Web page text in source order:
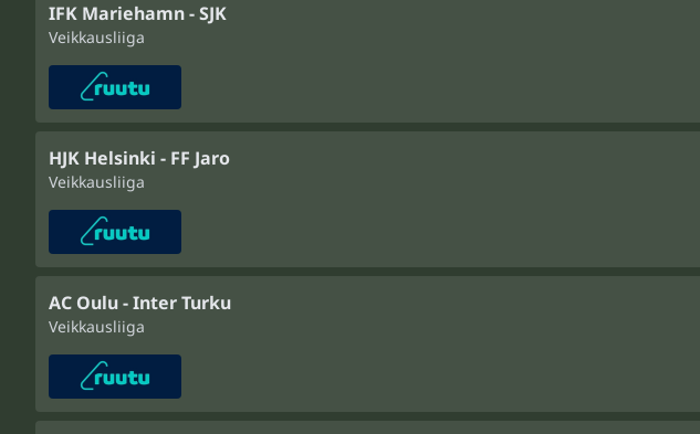
IFK Mariehamn - SJK
Veikkausliiga
HJK Helsinki - FF Jaro
Veikkausliiga
AC Oulu - Inter Turku
Veikkausliiga